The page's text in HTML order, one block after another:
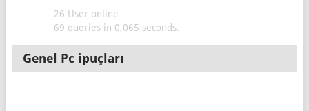
26 User online
69 queries in 0,065 seconds.
Genel Pc ipuçları